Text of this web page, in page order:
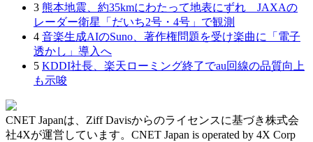
3 熊本地震、約35kmにわたって地表にずれ JAXAの
レーダー衛星「だいち2号・4号」で観測
4 音楽生成AIのSuno、著作権問題を受け楽曲に「電子
透かし」導入へ
5 KDDI社長、楽天ローミング終了でau回線の品質向上
も示唆
CNET Japanは、Ziff Davisからのライセンスに基づき株式会
社4Xが運営しています。CNET Japan is operated by 4X Corp